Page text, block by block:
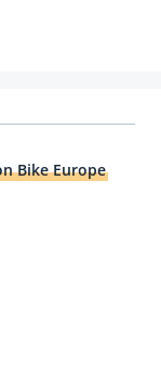
Bike Europe